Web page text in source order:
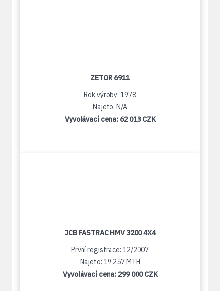
ZETOR 6911
Rok výroby: 1978
Najeto: N/A
Vyvolávací cena: 62 013 CZK
JCB FASTRAC HMV 3200 4X4
První registrace: 12/2007
Najeto: 19 257 MTH
Vyvolávací cena: 299 000 CZK